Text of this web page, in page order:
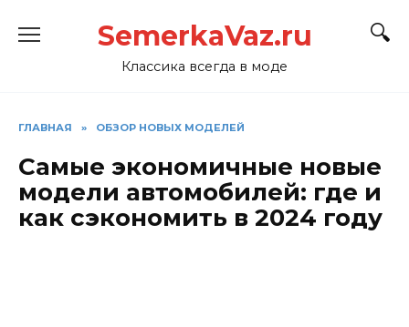
SemerkaVaz.ru
Классика всегда в моде
ГЛАВНАЯ » ОБЗОР НОВЫХ МОДЕЛЕЙ
Самые экономичные новые
модели автомобилей: где и
как сэкономить в 2024 году